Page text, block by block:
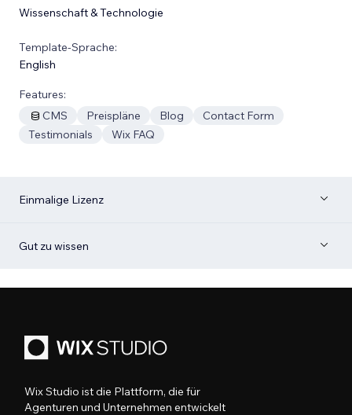
Wissenschaft & Technologie
Template-Sprache:
English
Features:
CMS
Preispläne Blog
Contact Form
Testimonials
Wix FAQ
Einmalige Lizenz
Gut zu wissen
Wix Studio ist die Plattform, die für
Agenturen und Unternehmen entwickelt